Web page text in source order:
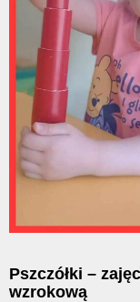
Pszczółki –
wzrokową